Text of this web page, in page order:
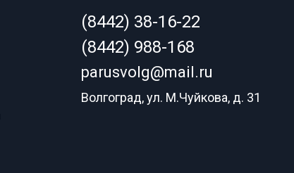
(8442) 38-16-22
(8442) 988-168
parusvolg@mail.ru
Волгоград, ул. М.Чуйкова, д. 31